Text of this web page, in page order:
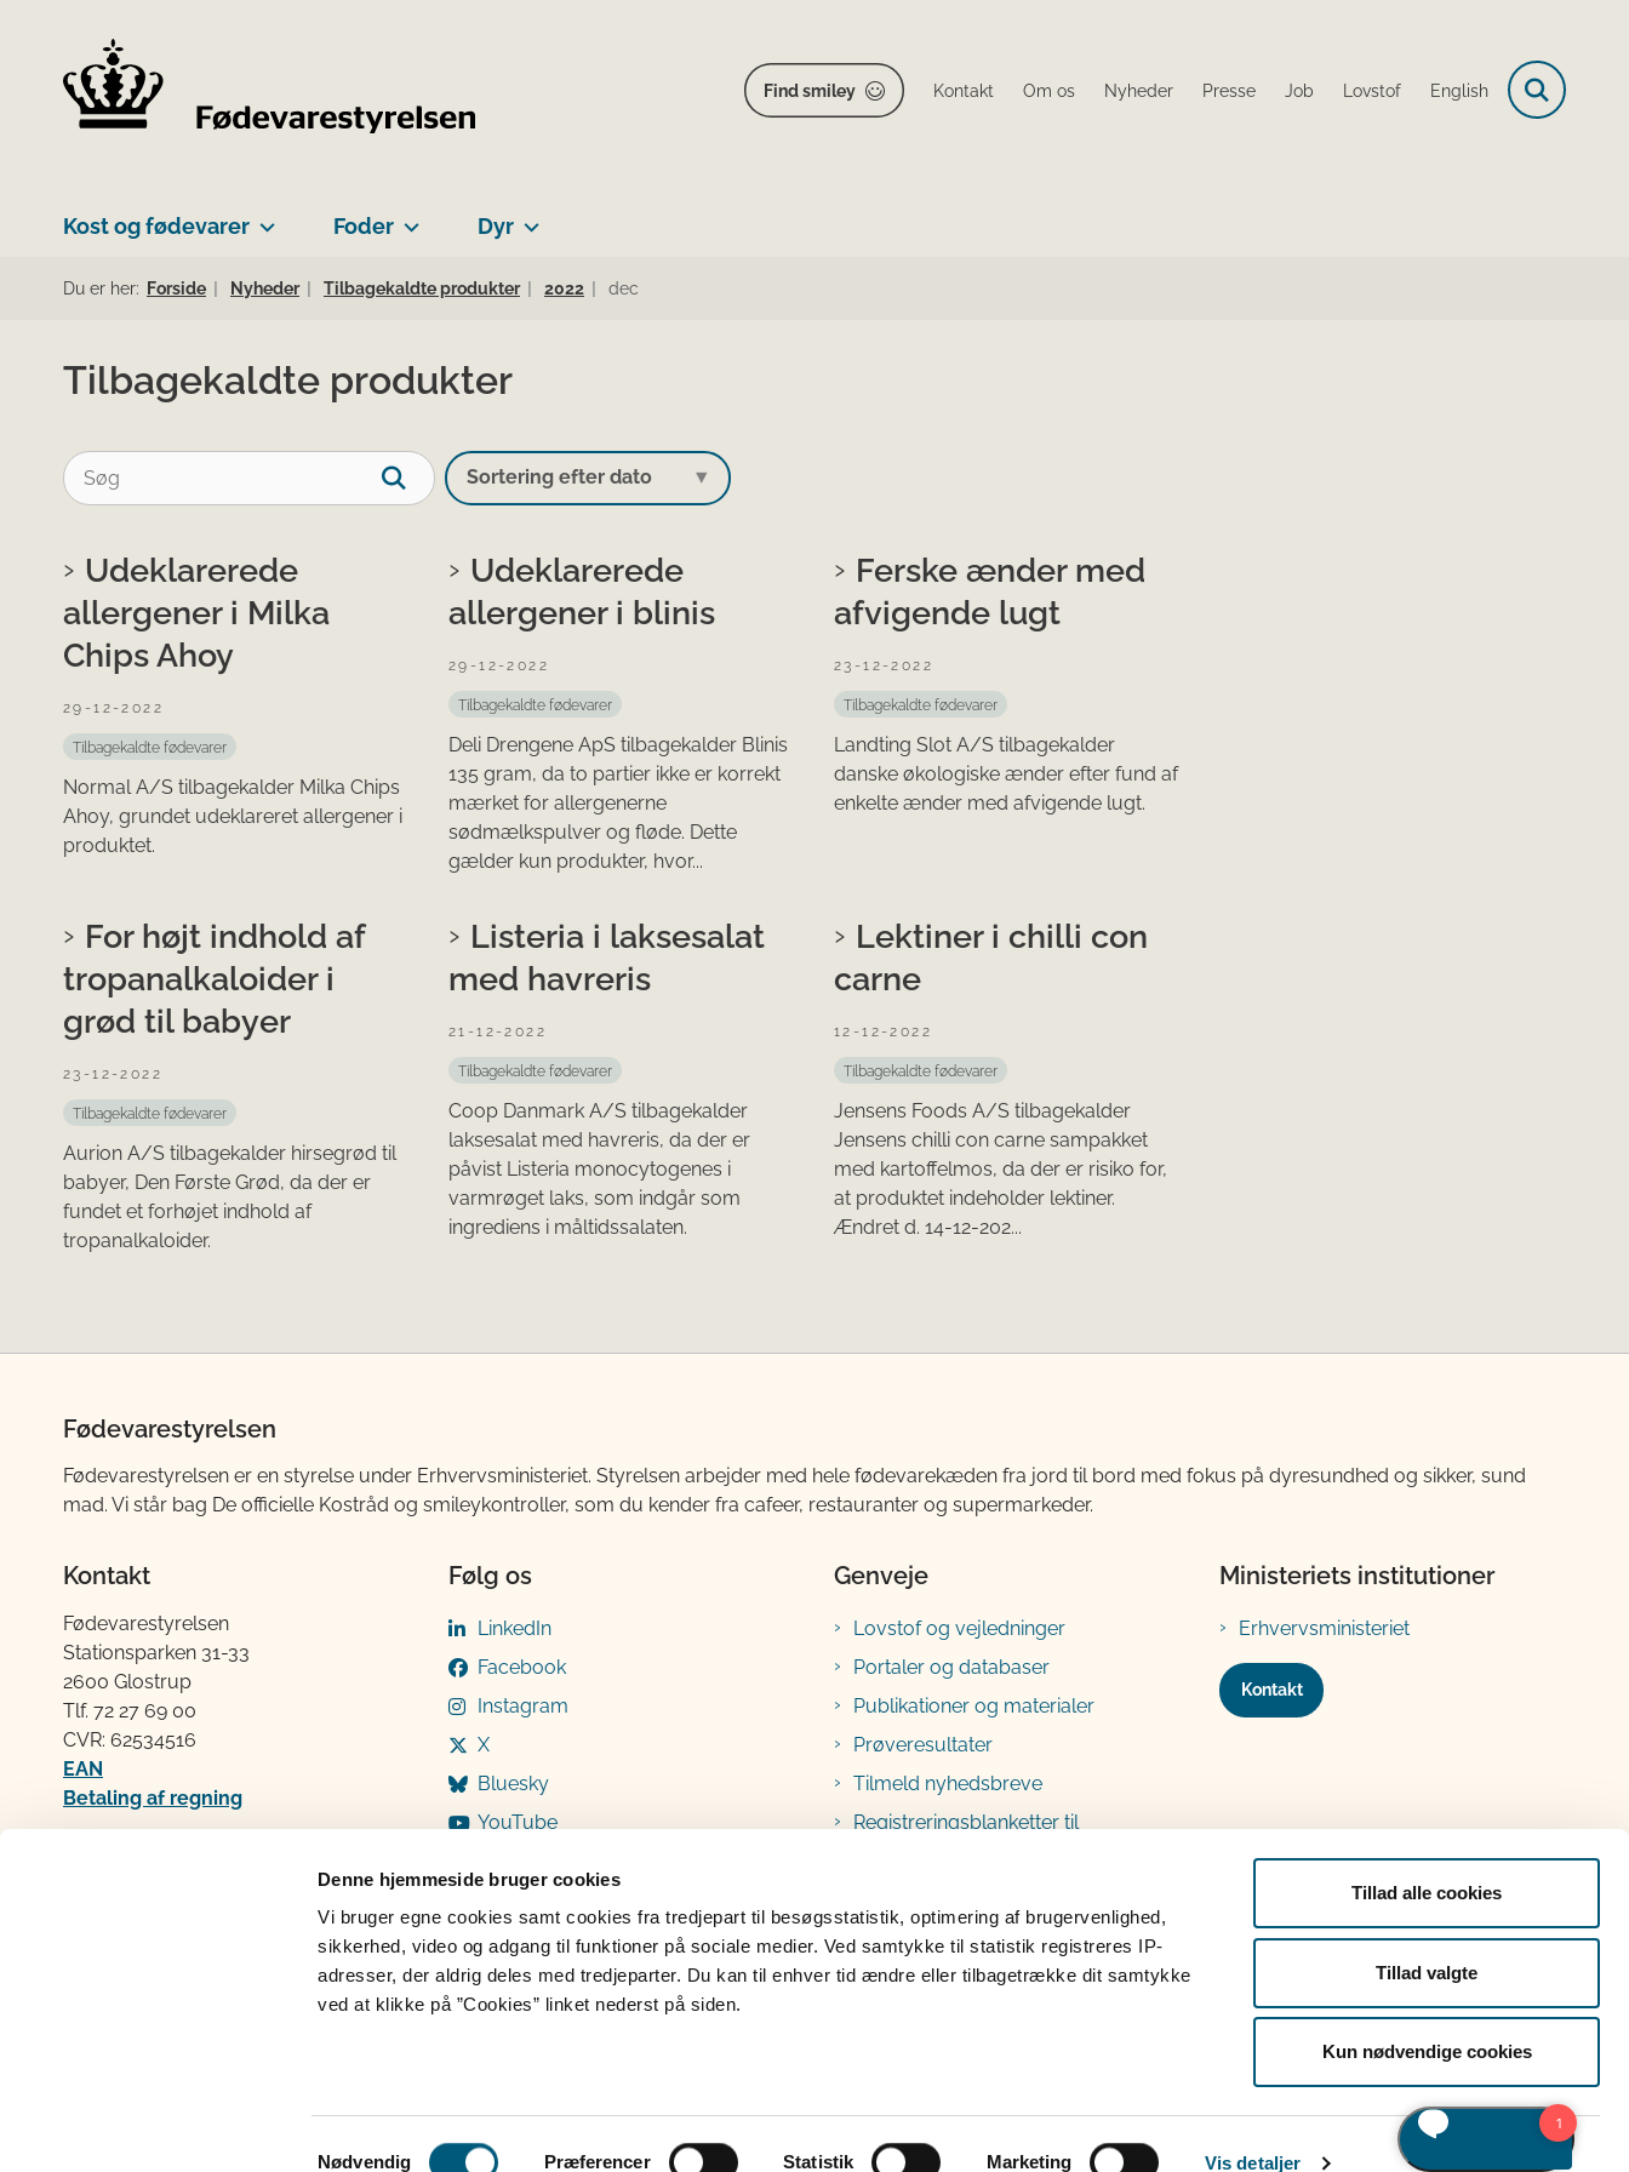
Denne hjemmeside bruger cookies
Vi bruger egne cookies samt cookies fra tredjepart til besøgsstatistik, optimering af brugervenlighed,
sikkerhed, video og adgang til funktioner på sociale medier. Ved samtykke til statistik registreres IP-
adresser, der aldrig deles med tredjeparter. Du kan til enhver tid ændre eller tilbagetrække dit samtykke
ved at klikke på ”Cookies” linket nederst på siden.
Samtykkevalg
Nødvendig Præferencer Statistik Marketing Vis detaljer
Tillad alle cookies
Tillad valgte
Kun nødvendige cookies
Find smiley Kontakt Om os Nyheder Presse Job Lovstof English
Kost og fødevarer Foder Dyr
Du er her: Forside Nyheder Tilbagekaldte produkter 2022 dec
Tilbagekaldte produkter
Udeklarerede
allergener i Milka
Chips Ahoy
29-12-2022
Tilbagekaldte fødevarer
Normal A/S tilbagekalder Milka Chips
Ahoy, grundet udeklareret allergener i
produktet.
Udeklarerede
allergener i blinis
29-12-2022
Tilbagekaldte fødevarer
Deli Drengene ApS tilbagekalder Blinis
135 gram, da to partier ikke er korrekt
mærket for allergenerne
sødmælkspulver og fløde. Dette
gælder kun produkter, hvor...
Ferske ænder med
afvigende lugt
23-12-2022
Tilbagekaldte fødevarer
Landting Slot A/S tilbagekalder
danske økologiske ænder efter fund af
enkelte ænder med afvigende lugt.
For højt indhold af
tropanalkaloider i
grød til babyer
23-12-2022
Tilbagekaldte fødevarer
Aurion A/S tilbagekalder hirsegrød til
babyer, Den Første Grød, da der er
fundet et forhøjet indhold af
tropanalkaloider.
Listeria i laksesalat
med havreris
21-12-2022
Tilbagekaldte fødevarer
Coop Danmark A/S tilbagekalder
laksesalat med havreris, da der er
påvist Listeria monocytogenes i
varmrøget laks, som indgår som
ingrediens i måltidssalaten.
Lektiner i chilli con
carne
12-12-2022
Tilbagekaldte fødevarer
Jensens Foods A/S tilbagekalder
Jensens chilli con carne sampakket
med kartoffelmos, da der er risiko for,
at produktet indeholder lektiner.
Ændret d. 14-12-202...
Fødevarestyrelsen
Fødevarestyrelsen er en styrelse under Erhvervsministeriet. Styrelsen arbejder med hele fødevarekæden fra jord til bord med fokus på dyresundhed og sikker, sund
mad. Vi står bag De officielle Kostråd og smileykontroller, som du kender fra cafeer, restauranter og supermarkeder.
Kontakt
Fødevarestyrelsen
Stationsparken 31-33
2600 Glostrup
Tlf. 72 2​​​7 69 00
CVR: 62534516
EAN
Betaling af regning
Følg os
LinkedIn
Facebook
Instagram
X
Bluesky
YouTube
Genveje
Lovstof og vejledninger
Portaler og databaser
Publikationer og materialer
Prøveresultater
Tilmeld nyhedsbreve
Registreringsblanketter til
Ministeriets institutioner
Erhvervsministeriet
Kontakt
Persondatabeskyttelse Tilgængelighedserklæring Klage